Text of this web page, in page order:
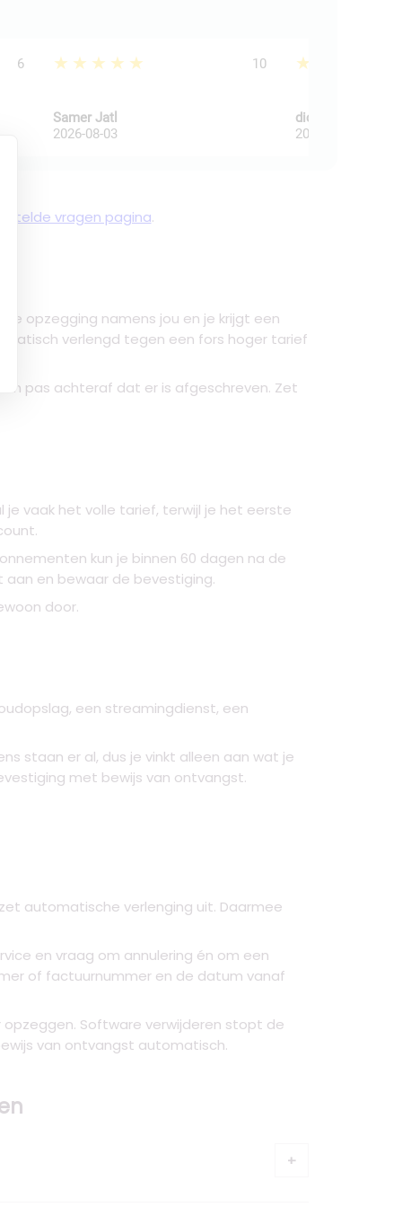
6 ★★★★★ 10
Samer Jatl
2026-08-03
★★★★★
dick dijkkamp
2026-08-03
vragen pagina.
opzegging namens jou en je krijgt een
verlengd tegen een fors hoger tarief
pas achteraf dat er is afgeschreven. Zet
vaak het volle tarief, terwijl je het eerste
kun je binnen 60 dagen na de
en bewaar de bevestiging.
door.
een streamingdienst, een
staan er al, dus je vinkt alleen aan wat je
met bewijs van ontvangst.
automatische verlenging uit. Daarmee
en vraag om annulering én om een
of factuurnummer en de datum vanaf
Software verwijderen stopt de
van ontvangst automatisch.